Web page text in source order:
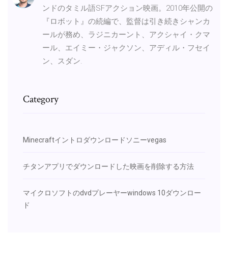
ンドのタミル語SFアクション映画。2010年公開の
『ロボット』の続編で、監督は引き続きシャンカ
ールが務め、ラジニカーント、アクシャイ・クマ
ール、エイミー・ジャクソン、アディル・フセイ
ン、スダン.
Category
Minecraftイントロダウンロードソニーvegas
チタンアプリでダウンロードした映画を削除する方法
マイクロソフトのdvdプレーヤーwindows 10ダウンロー
ド